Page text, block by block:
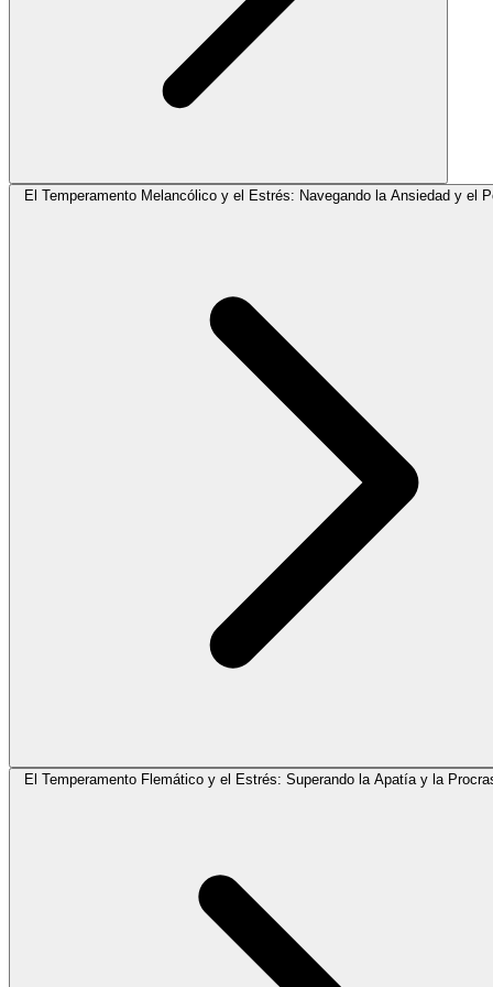
El Temperamento Melancólico y el Estrés: Navegando la Ansiedad y el
El Temperamento Flemático y el Estrés: Superando la Apatía y la